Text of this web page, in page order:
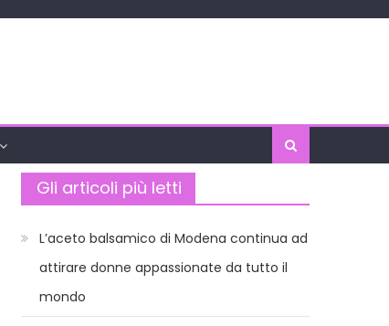
Gli articoli più letti
L’aceto balsamico di Modena continua ad
attirare donne appassionate da tutto il
mondo